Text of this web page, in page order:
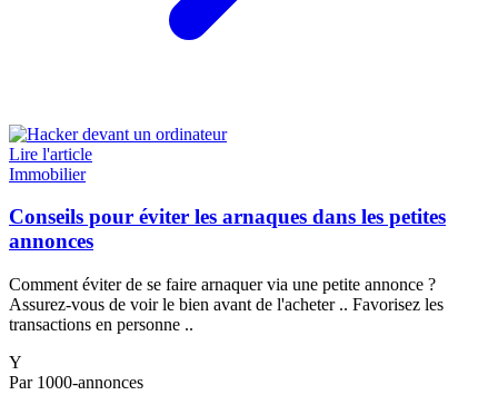
Lire l'article
Immobilier
Conseils pour éviter les arnaques dans les petites
annonces
Comment éviter de se faire arnaquer via une petite annonce ?
Assurez-vous de voir le bien avant de l'acheter .. Favorisez les
transactions en personne ..
Y
Par 1000-annonces